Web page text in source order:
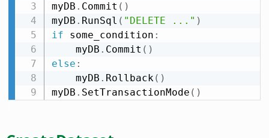
myDB . Commit ( )
myDB . RunSql ( "DELETE ..." )
if some_condition :
    myDB
. Commit ( )
else :
    myDB
. Rollback( )
myDB . SetTransactionMode ( )